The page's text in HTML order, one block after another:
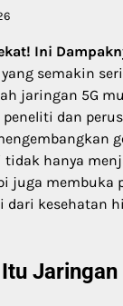
Ini
semakin
jaringan 5G
peneliti dan
tidak hanya
juga membuka
dari kesehatan
Jaringan